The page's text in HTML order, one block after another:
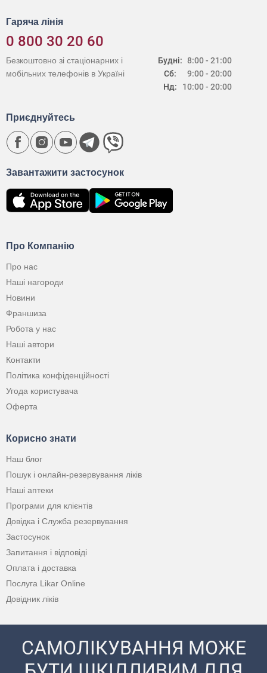
Гаряча лінія
0 800 30 20 60
Будні:
Сб:
Нд:
8:00 - 21:00
9:00 - 20:00
10:00 - 20:00
Безкоштовно зі стаціонарних і
мобільних телефонів в Україні
Про Компанію
Про нас
Наші нагороди
Новини
Франшиза
Робота у нас
Наші автори
Контакти
Політика конфіденційності
Угода користувача
Оферта
Корисно знати
Наш блог
Пошук і онлайн-резервування ліків
Наші аптеки
Програми для клієнтів
Довідка і Служба резервування
Застосунок
Запитання і відповіді
Оплата і доставка
Послуга Likar Online
Довідник ліків
Завантажити застосунок
Приєднуйтесь
САМОЛІКУВАННЯ МОЖЕ